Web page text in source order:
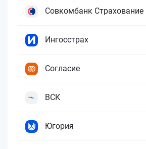
Совкомбанк Страхование
Ингосстрах
Согласие
ВСК
Югория